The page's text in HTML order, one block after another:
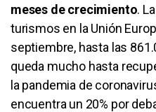
meses de crecimiento.
turismos en la Unión
septiembre, hasta las
queda mucho hasta
la pandemia de
encuentra un 20% por